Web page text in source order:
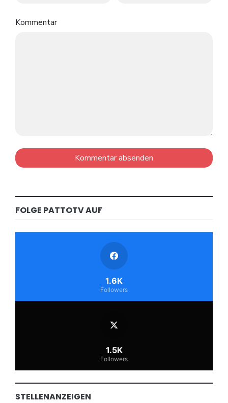
Kommentar
FOLGE PATTOTV AUF
1.6K
Followers
1.5K
Followers
STELLENANZEIGEN